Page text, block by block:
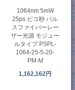
1064nm 5mW
25ps ピコ秒 パル
スファイバーレー
ザー光源 モジュー
ルタイプ PSPL-
1064-25-5-20-
PM-M
1,162,162円